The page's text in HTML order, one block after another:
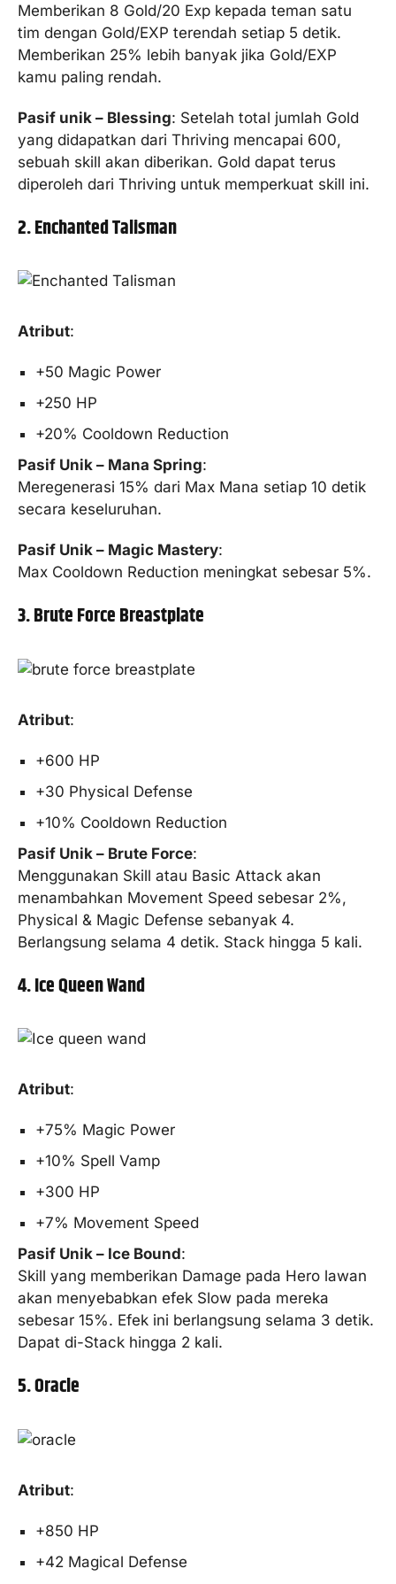
Memberikan 8 Gold/20 Exp kepada teman satu
tim dengan Gold/EXP terendah setiap 5 detik.
Memberikan 25% lebih banyak jika Gold/EXP
kamu paling rendah.
Pasif unik – Blessing: Setelah total jumlah Gold
yang didapatkan dari Thriving mencapai 600,
sebuah skill akan diberikan. Gold dapat terus
diperoleh dari Thriving untuk memperkuat skill ini.
2. Enchanted Talisman
Atribut:
+50 Magic Power
+250 HP
+20% Cooldown Reduction
Pasif Unik – Mana Spring:
Meregenerasi 15% dari Max Mana setiap 10 detik
secara keseluruhan.
Pasif Unik – Magic Mastery:
Max Cooldown Reduction meningkat sebesar 5%.
3. Brute Force Breastplate
Atribut:
+600 HP
+30 Physical Defense
+10% Cooldown Reduction
Pasif Unik – Brute Force:
Menggunakan Skill atau Basic Attack akan
menambahkan Movement Speed sebesar 2%,
Physical & Magic Defense sebanyak 4.
Berlangsung selama 4 detik. Stack hingga 5 kali.
4. Ice Queen Wand
Atribut:
+75% Magic Power
+10% Spell Vamp
+300 HP
+7% Movement Speed
Pasif Unik – Ice Bound:
Skill yang memberikan Damage pada Hero lawan
akan menyebabkan efek Slow pada mereka
sebesar 15%. Efek ini berlangsung selama 3 detik.
Dapat di-Stack hingga 2 kali.
5. Oracle
Atribut:
+850 HP
+42 Magical Defense